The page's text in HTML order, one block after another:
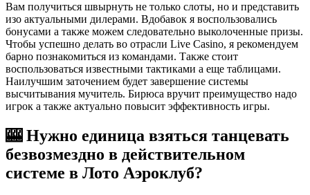
Вам получиться швырнуть не только слоты, но и представить
изо актуальными дилерами. Вдобавок я воспользовались
бонусами а также можем следовательно выколоченные призы.
Чтобы успешно делать во отрасли Live Casino, я рекомендуем
барно познакомиться из командами. Также стоит
воспользоваться известными тактиками а еще таблицами.
Наилучшим заточением будет завершение системы
высчитывания мучитель. Бирюса вручит преимущество надо
игрок а также актуально повысит эффективность игры.
🎰 Нужно единица взяться танцевать
безвозмездно в действительном
системе в Лото Аэроклуб?